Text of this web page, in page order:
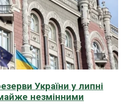
України у липні
незмінними